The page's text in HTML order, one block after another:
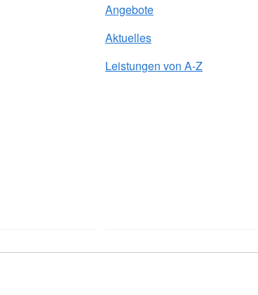
Angebote
Aktuelles
Leistungen von A-Z